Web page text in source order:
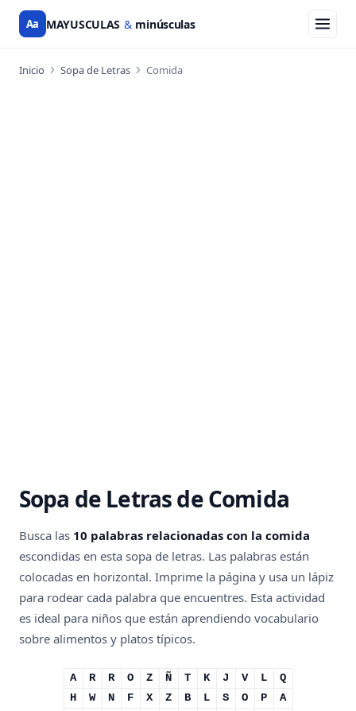
Aa MAYUSCULAS & minúsculas
Inicio Sopa de Letras Comida
Sopa de Letras de Comida
Busca las 10 palabras relacionadas con la comida
escondidas en esta sopa de letras. Las palabras están
colocadas en horizontal. Imprime la página y usa un lápiz
para rodear cada palabra que encuentres. Esta actividad
es ideal para niños que están aprendiendo vocabulario
sobre alimentos y platos típicos.
A R R O Z Ñ T K J V L
Q
H
W N F X Z B L S O P
A